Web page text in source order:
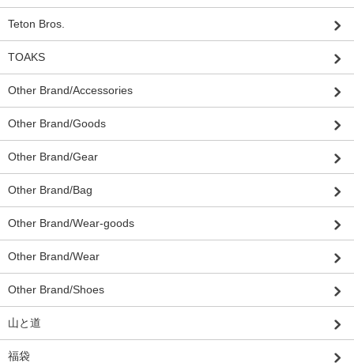
Teton Bros.
TOAKS
Other Brand/Accessories
Other Brand/Goods
Other Brand/Gear
Other Brand/Bag
Other Brand/Wear-goods
Other Brand/Wear
Other Brand/Shoes
山と道
福袋